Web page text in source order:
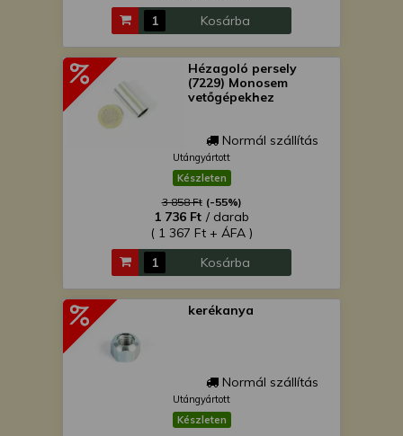
Kosárba
Hézagoló persely
(7229) Monosem
vetőgépekhez
Normál szállítás
Utángyártott
Készleten
3 858 Ft (-55%)
1 736 Ft / darab
( 1 367 Ft + ÁFA )
Kosárba
kerékanya
Normál szállítás
Utángyártott
Készleten